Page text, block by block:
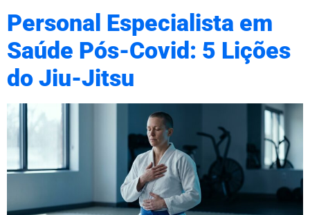
Personal Especialista em
Saúde Pós-Covid: 5 Lições
do Jiu-Jitsu